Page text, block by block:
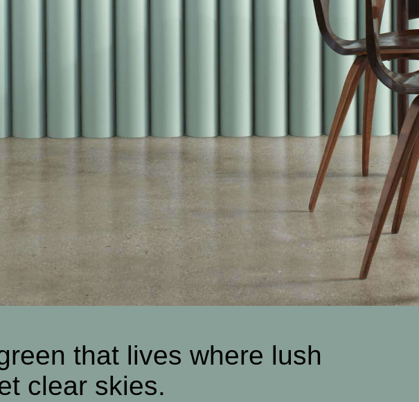
that lives where lush
clear skies.